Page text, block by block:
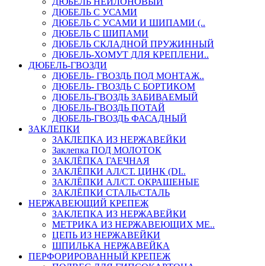
ДЮБЕЛЬ С УСАМИ
ДЮБЕЛЬ С УСАМИ И ШИПАМИ (..
ДЮБЕЛЬ С ШИПАМИ
ДЮБЕЛЬ СКЛАДНОЙ ПРУЖИННЫЙ
ДЮБЕЛЬ-ХОМУТ ДЛЯ КРЕПЛЕНИ..
ДЮБЕЛЬ-ГВОЗДИ
ДЮБЕЛЬ- ГВОЗДЬ ПОД МОНТАЖ..
ДЮБЕЛЬ- ГВОЗДЬ С БОРТИКОМ
ДЮБЕЛЬ-ГВОЗДЬ ЗАБИВАЕМЫЙ
ДЮБЕЛЬ-ГВОЗДЬ ПОТАЙ
ДЮБЕЛЬ-ГВОЗДЬ ФАСАДНЫЙ
ЗАКЛЕПКИ
ЗАКЛЕПКА ИЗ НЕРЖАВЕЙКИ
Заклепка ПОД МОЛОТОК
ЗАКЛЁПКА ГАЕЧНАЯ
ЗАКЛЁПКИ АЛ/СТ. ЦИНК (DI..
ЗАКЛЁПКИ АЛ/СТ. ОКРАШЕНЫЕ
ЗАКЛЁПКИ СТАЛЬ/СТАЛЬ
НЕРЖАВЕЮЩИЙ КРЕПЕЖ
ЗАКЛЕПКА ИЗ НЕРЖАВЕЙКИ
МЕТРИКА ИЗ НЕРЖАВЕЮЩИХ МЕ..
ЦЕПЬ ИЗ НЕРЖАВЕЙКИ
ШПИЛЬКА НЕРЖАВЕЙКА
ПЕРФОРИРОВАННЫЙ КРЕПЕЖ